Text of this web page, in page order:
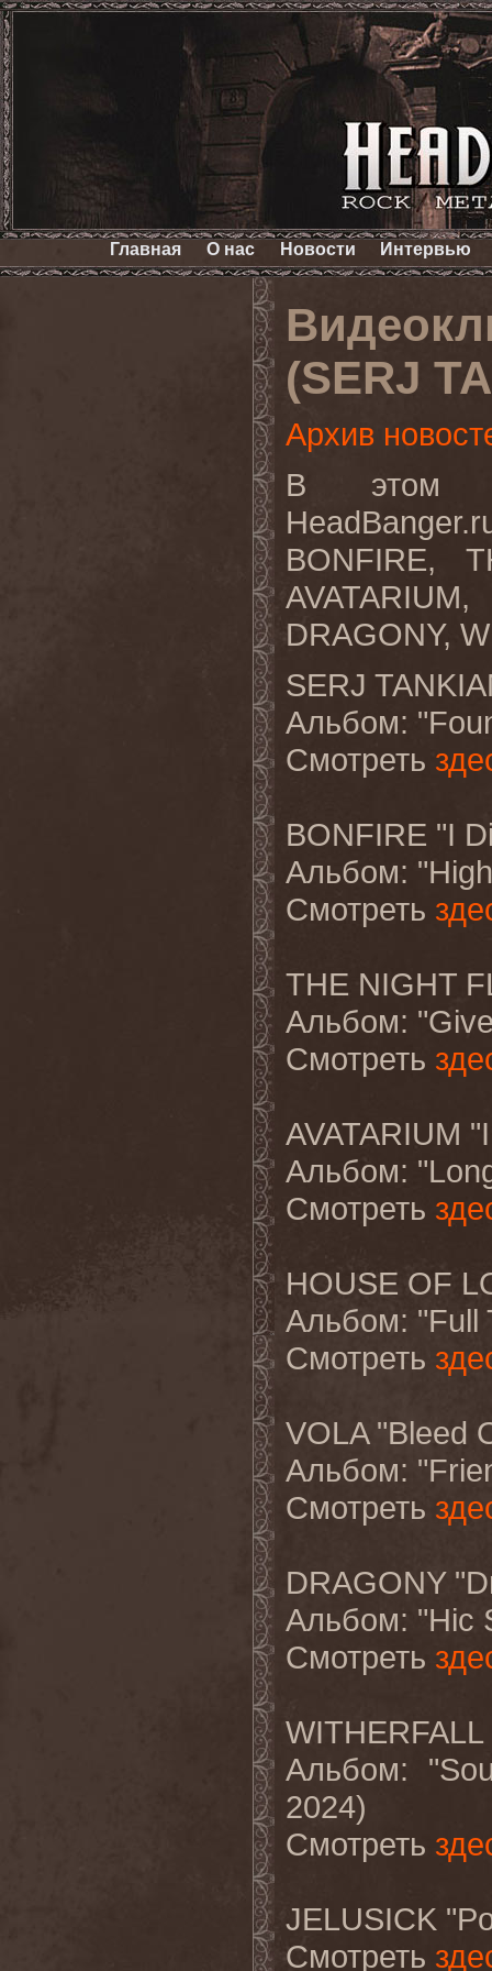
Главная О нас Новости Интервью
(SERJ
Архив
В этом
BONFIRE,
DRAGONY,
SERJ
Альбом:
Смотреть
BONFIRE "I
Альбом:
Смотреть
THE NIGHT
Альбом:
Смотреть
AVATARIUM
Альбом:
Смотреть
HOUSE OF
Альбом: "Full
Смотреть
VOLA "Bleed
Альбом:
Смотреть
DRAGONY
Альбом: "Hic
Смотреть
Альбом:
2024)
Смотреть
JELUSICK
Смотреть